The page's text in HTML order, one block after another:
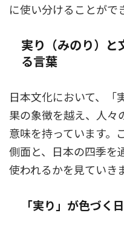
に使い分けることがで
実り（みのり）と
る言葉
日本文化において、「
果の象徴を越え、人々
意味を持っています。
側面と、日本の四季を
使われるかを見ていき
「実り」が色づく